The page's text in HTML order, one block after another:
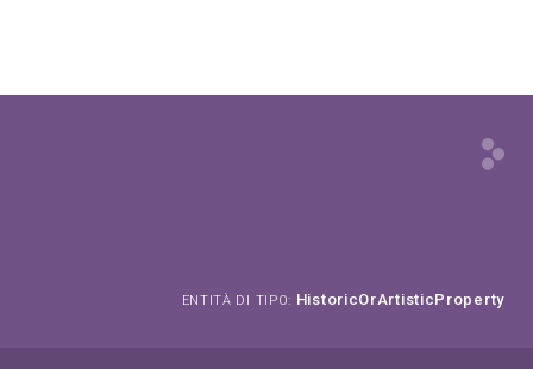
ENTITÀ DI TIPO: HistoricOrArtisticProperty